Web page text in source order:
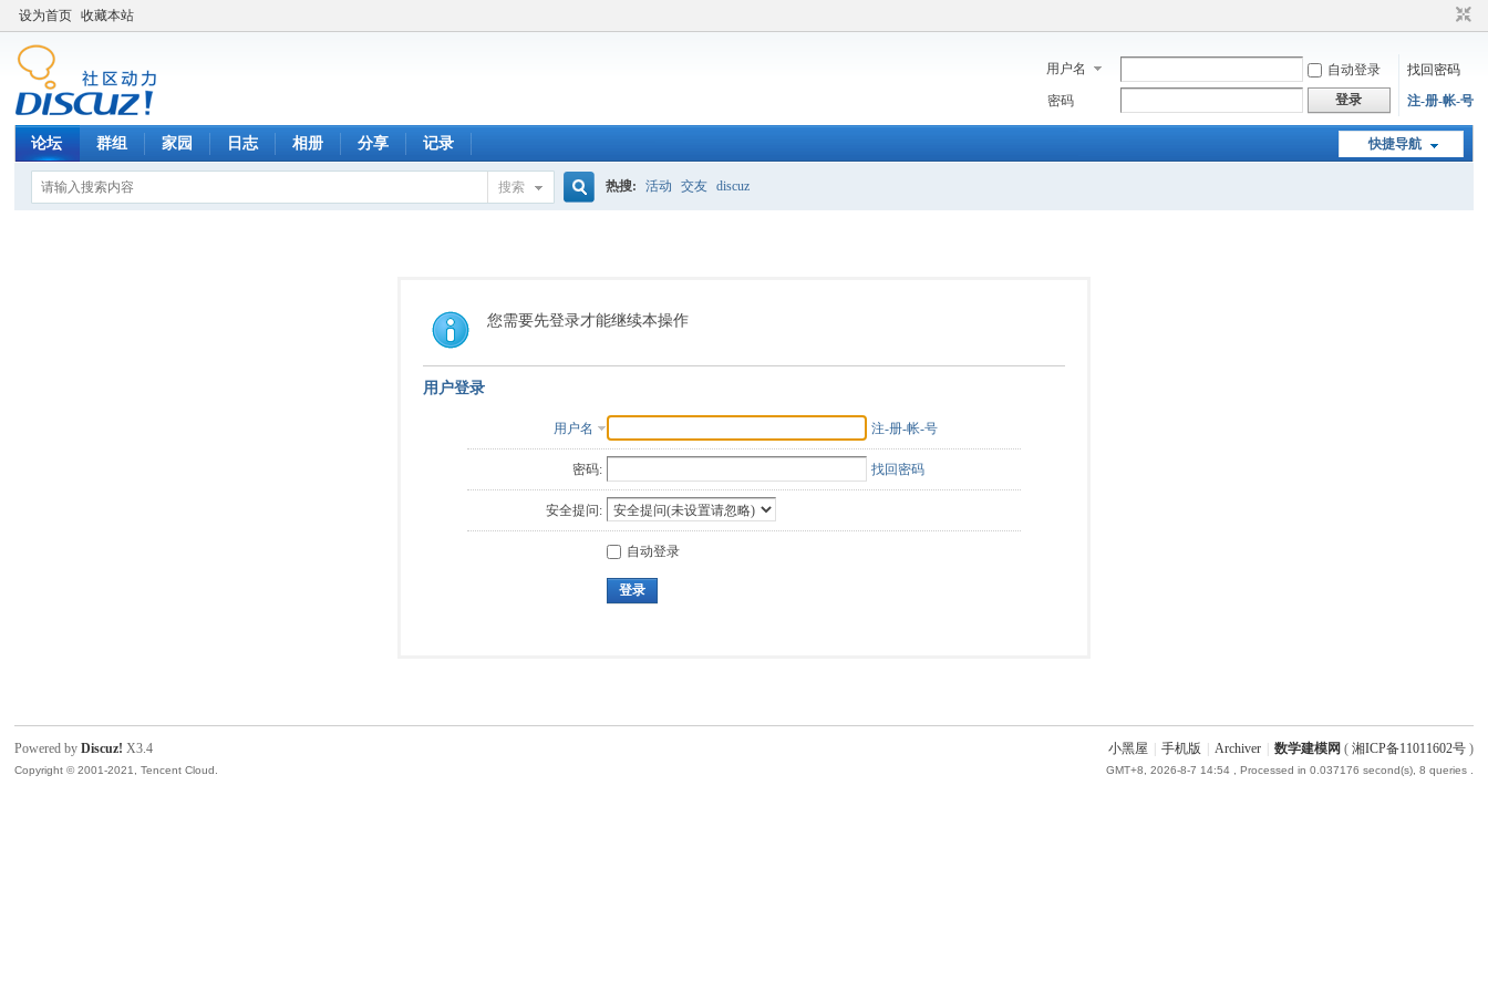
设为首页 收藏本站
用户名 自动登录
找回密码
密码
登录 注-册-帐-号
快捷导航
论坛 群组 家园 日志 相册 分享 记录
搜索
索
热搜: 活动 交友 discuz
您需要先登录才能继续本操作
用户登录
用户名 注-册-帐-号
密码: 找回密码
安全提问:
自动登录
登录
小黑屋 手机版 Archiver 数学建模网 ( 湘ICP备11011602号)
GMT+8, 2026-8-7 14:54, Processed in 0.037176 second(s), 8 queries .
Powered byDiscuz! X3.4
Copyright © 2001-2021, Tencent Cloud.